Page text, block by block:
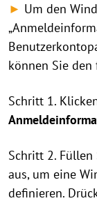
► Um den
können Sie
Schritt 1.
Schritt 2.
aus, um eine
definieren.